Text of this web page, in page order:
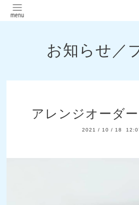
お知らせ／
アレンジオーダ
2021 / 10 / 18